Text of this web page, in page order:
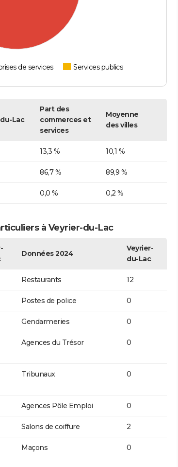
de services Services publics
Lac
Part des
commerces et
services
Moyenne
des villes
13,3 % 10,1 %
86,7 % 89,9 %
0,0 % 0,2 %
à Veyrier-du-Lac
Données 2024
Veyrier-
du-Lac
Restaurants 12
Postes de police 0
Gendarmeries 0
Agences du Trésor 0
Tribunaux 0
Agences Pôle Emploi 0
Salons de coiffure 2
Maçons 0